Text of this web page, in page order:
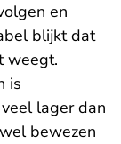
en
blijkt dat
weegt.
is
lager dan
bewezen